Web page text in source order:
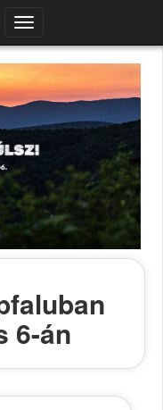
Navigációs
menü
6-án